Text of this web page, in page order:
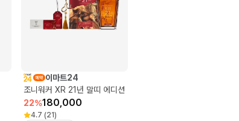
이마트24
조니워커 XR 21년 말띠 에디션
22%180,000
4.7 (21)